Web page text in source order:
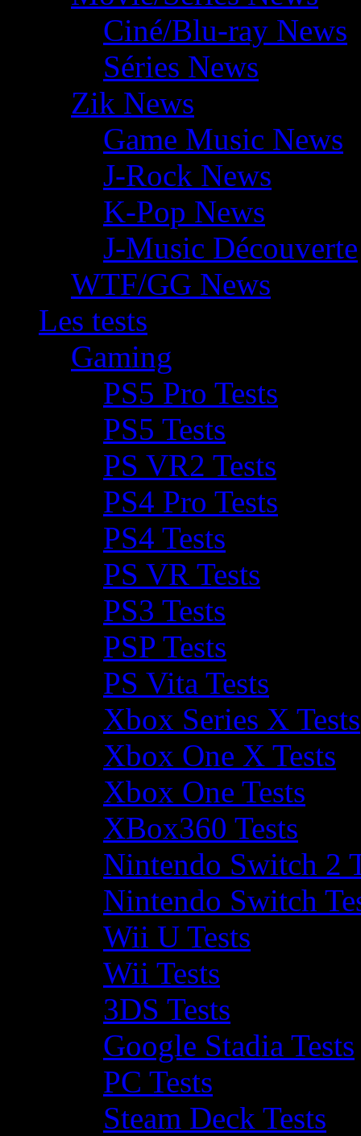
Ciné/Blu-ray News
Séries News
Zik News
Game Music News
J-Rock News
K-Pop News
J-Music Découverte
WTF/GG News
Les tests
Gaming
PS5 Pro Tests
PS5 Tests
PS VR2 Tests
PS4 Pro Tests
PS4 Tests
PS VR Tests
PS3 Tests
PSP Tests
PS Vita Tests
Xbox Series X Tests
Xbox One X Tests
Xbox One Tests
XBox360 Tests
Nintendo Switch 2
Nintendo Switch
Wii U Tests
Wii Tests
3DS Tests
Google Stadia Tests
PC Tests
Steam Deck Tests